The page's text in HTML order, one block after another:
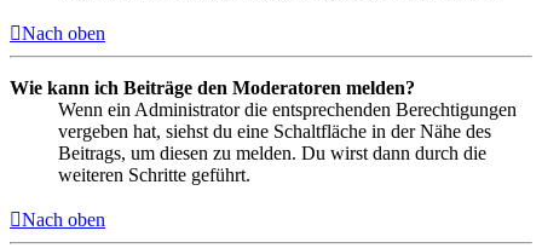
Nach oben
Wie kann ich Beiträge den Moderatoren melden?
Wenn ein Administrator die entsprechenden Berechtigungen
vergeben hat, siehst du eine Schaltfläche in der Nähe des
Beitrags, um diesen zu melden. Du wirst dann durch die
weiteren Schritte geführt.
Nach oben